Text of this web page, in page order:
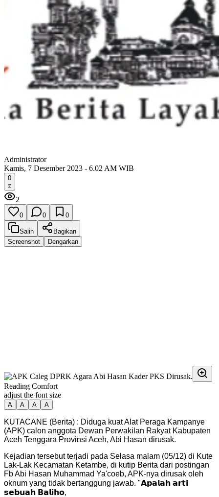
Administrator
Kamis, 7 Desember 2023 - 6.02 AM WIB
0
2
0 0 0
Salin
Bagikan
Screenshot
Dengarkan
Reading Comfort
adjust the font size
A A A A
KUTACANE (Berita) : Diduga kuat Alat Peraga Kampanye
(APK) calon anggota Dewan Perwakilan Rakyat Kabupaten
Aceh Tenggara Provinsi Aceh, Abi Hasan dirusak.
Kejadian tersebut terjadi pada Selasa malam (05/12) di Kute
Lak-Lak Kecamatan Ketambe, di kutip Berita dari postingan
Fb Abi Hasan Muhammad Ya'coeb, APK-nya dirusak oleh
oknum yang tidak bertanggung jawab. "𝗔𝗽𝗮𝗹𝗮𝗵 𝗮𝗿𝘁𝗶
𝘀𝗲𝗯𝘂𝗮𝗵 𝗕𝗮𝗹𝗶𝗵𝗼,